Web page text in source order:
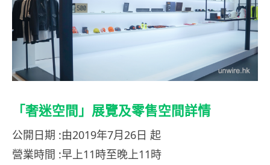
「奢迷空間」展覽及零售空間詳情
公開日期 :由2019年7月26日 起
營業時間 :早上11時至晚上11時